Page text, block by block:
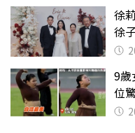
徐
徐
9歲
位